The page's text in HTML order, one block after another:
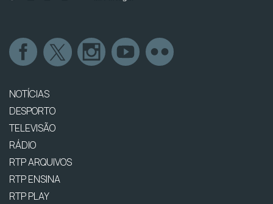
NOTÍCIAS
DESPORTO
TELEVISÃO
RÁDIO
RTP ARQUIVOS
RTP ENSINA
RTP PLAY